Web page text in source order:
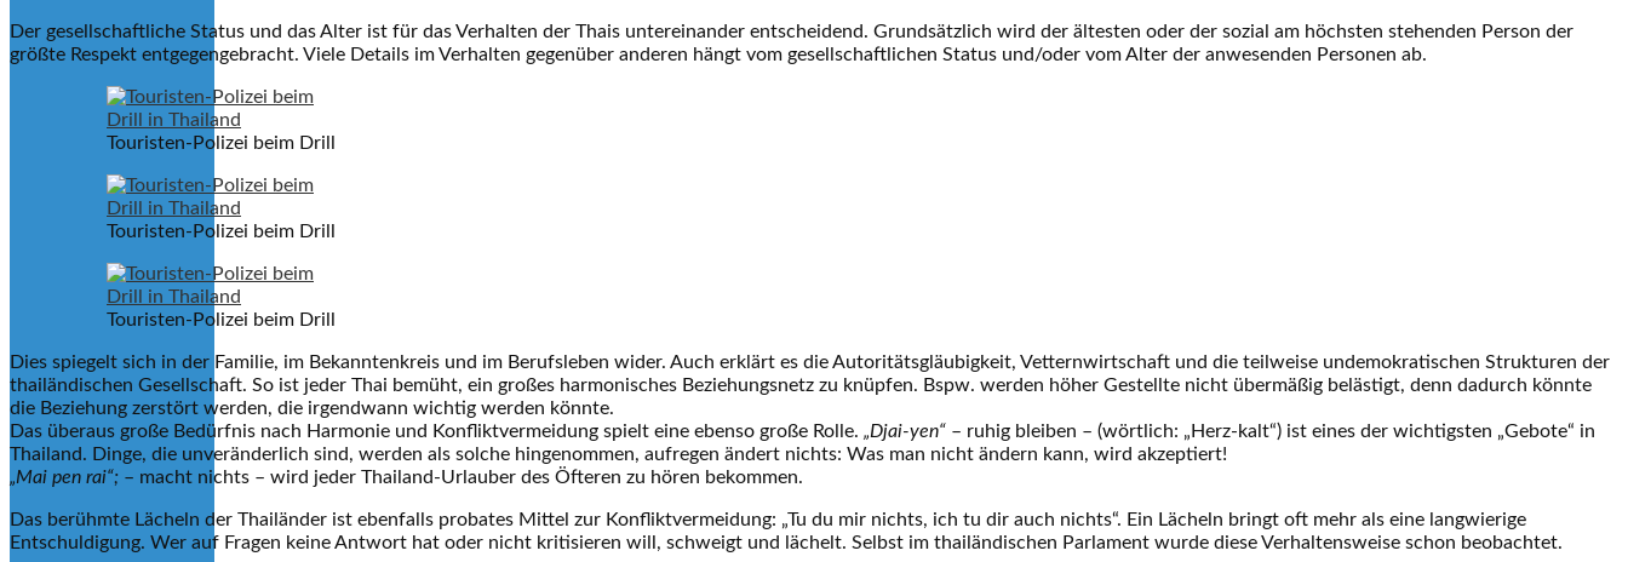
Der gesellschaftliche Status und das Alter ist für das Verhalten der Thais untereinander entscheidend. Grundsätzlich wird der ältesten oder der sozial am höchsten stehenden Person der
größte Respekt entgegengebracht. Viele Details im Verhalten gegenüber anderen hängt vom gesellschaftlichen Status und/oder vom Alter der anwesenden Personen ab.
Touristen-Polizei beim Drill
Touristen-Polizei beim Drill
Touristen-Polizei beim Drill
Dies spiegelt sich in der Familie, im Bekanntenkreis und im Berufsleben wider. Auch erklärt es die Autoritätsgläubigkeit, Vetternwirtschaft und die teilweise undemokratischen Strukturen der
thailändischen Gesellschaft. So ist jeder Thai bemüht, ein großes harmonisches Beziehungsnetz zu knüpfen. Bspw. werden höher Gestellte nicht übermäßig belästigt, denn dadurch könnte
die Beziehung zerstört werden, die irgendwann wichtig werden könnte.
Das überaus große Bedürfnis nach Harmonie und Konfliktvermeidung spielt eine ebenso große Rolle. „Djai-yen“ – ruhig bleiben – (wörtlich: „Herz-kalt“) ist eines der wichtigsten „Gebote“ in
Thailand. Dinge, die unveränderlich sind, werden als solche hingenommen, aufregen ändert nichts: Was man nicht ändern kann, wird akzeptiert!
„Mai pen rai“; – macht nichts – wird jeder Thailand-Urlauber des Öfteren zu hören bekommen.
Das berühmte Lächeln der Thailänder ist ebenfalls probates Mittel zur Konfliktvermeidung: „Tu du mir nichts, ich tu dir auch nichts“. Ein Lächeln bringt oft mehr als eine langwierige
Entschuldigung. Wer auf Fragen keine Antwort hat oder nicht kritisieren will, schweigt und lächelt. Selbst im thailändischen Parlament wurde diese Verhaltensweise schon beobachtet.